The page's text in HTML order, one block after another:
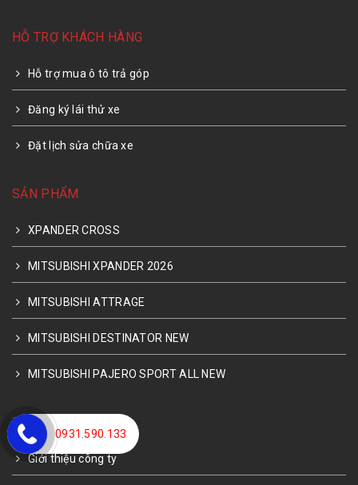
HỖ TRỢ KHÁCH HÀNG
Hỗ trợ mua ô tô trả góp
Đăng ký lái thử xe
Đặt lịch sửa chữa xe
SẢN PHẨM
XPANDER CROSS
MITSUBISHI XPANDER 2026
MITSUBISHI ATTRAGE
MITSUBISHI DESTINATOR NEW
MITSUBISHI PAJERO SPORT ALL NEW
THÔNG TIN LIÊN HỆ
Giới thiệu công ty
0931.590.133